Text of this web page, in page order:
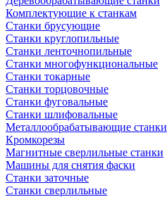
Комплектующие к станкам
Станки брусующие
Станки круглопильные
Станки ленточнопильные
Станки многофункциональные
Станки токарные
Станки торцовочные
Станки фуговальные
Станки шлифовальные
Металлообрабатывающие станки
Кромкорезы
Магнитные сверлильные станки
Машины для снятия фаски
Станки заточные
Станки сверлильные